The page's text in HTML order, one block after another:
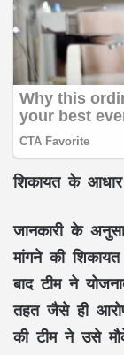
शिकायत के
जानकारी के
मांगने की
बाद टीम ने
तहत जैसे ही
की टीम ने उसे